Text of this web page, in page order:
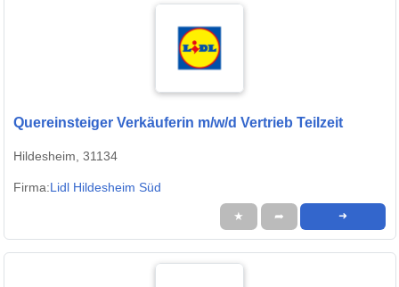
Quereinsteiger Verkäuferin m/w/d Vertrieb Teilzeit
Hildesheim, 31134
Firma:Lidl Hildesheim Süd
★ ➦ ➜